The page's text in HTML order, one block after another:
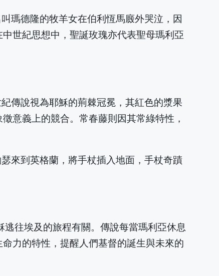
瑪德隆的牧羊女在伯利恆馬廄外哭泣，因
世紀思想中，聖誕玫瑰亦代表聖母瑪利亞
傳說視為耶穌的荊棘冠冕，其紅色的漿果
意義上的競合。常春藤則因其常綠特性，
來到英格蘭，將手杖插入地面，手杖奇蹟
往埃及的旅程有關。傳說每當瑪利亞休息
力的特性，提醒人們基督的誕生與未來的